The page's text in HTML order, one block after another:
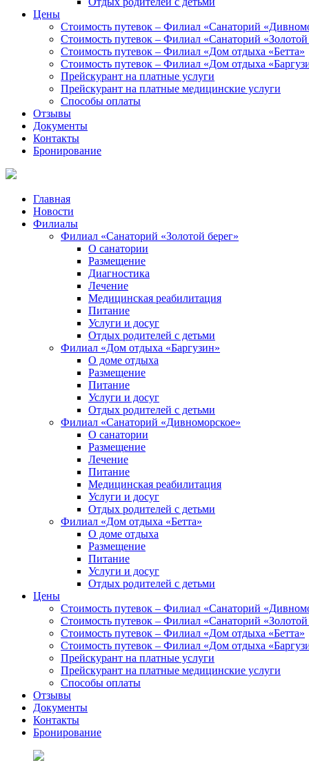
Цены
Стоимость путевок – Филиал «Санаторий
Стоимость путевок – Филиал «Санаторий «Золотой
Стоимость путевок – Филиал «Дом отдыха «Бетта»
Стоимость путевок – Филиал «Дом отдыха
Прейскурант на платные услуги
Прейскурант на платные медицинские услуги
Способы оплаты
Отзывы
Документы
Контакты
Бронирование
Главная
Новости
Филиалы
Филиал «Санаторий «Золотой берег»
О санатории
Размещение
Диагностика
Лечение
Медицинская реабилитация
Питание
Услуги и досуг
Отдых родителей с детьми
Филиал «Дом отдыха «Баргузин»
О доме отдыха
Размещение
Питание
Услуги и досуг
Отдых родителей с детьми
Филиал «Санаторий «Дивноморское»
О санатории
Размещение
Лечение
Питание
Медицинская реабилитация
Услуги и досуг
Отдых родителей с детьми
Филиал «Дом отдыха «Бетта»
О доме отдыха
Размещение
Питание
Услуги и досуг
Отдых родителей с детьми
Цены
Стоимость путевок – Филиал «Санаторий
Стоимость путевок – Филиал «Санаторий «Золотой
Стоимость путевок – Филиал «Дом отдыха «Бетта»
Стоимость путевок – Филиал «Дом отдыха
Прейскурант на платные услуги
Прейскурант на платные медицинские услуги
Способы оплаты
Отзывы
Документы
Контакты
Бронирование